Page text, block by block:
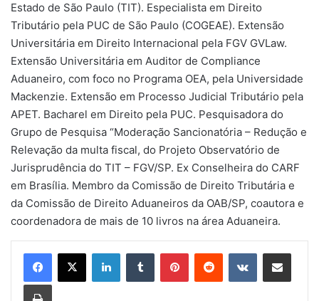
Estado de São Paulo (TIT). Especialista em Direito
Tributário pela PUC de São Paulo (COGEAE). Extensão
Universitária em Direito Internacional pela FGV GVLaw.
Extensão Universitária em Auditor de Compliance
Aduaneiro, com foco no Programa OEA, pela Universidade
Mackenzie. Extensão em Processo Judicial Tributário pela
APET. Bacharel em Direito pela PUC. Pesquisadora do
Grupo de Pesquisa “Moderação Sancionatória – Redução e
Relevação da multa fiscal, do Projeto Observatório de
Jurisprudência do TIT – FGV/SP. Ex Conselheira do CARF
em Brasília. Membro da Comissão de Direito Tributária e
da Comissão de Direito Aduaneiros da OAB/SP, coautora e
coordenadora de mais de 10 livros na área Aduaneira.
LinkedinTumblr PinterestReddit VK Compartilhar via e-mail
Imprimir